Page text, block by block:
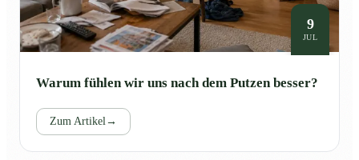
9
JUL
Warum fühlen wir uns nach dem Putzen besser?
Zum Artikel →